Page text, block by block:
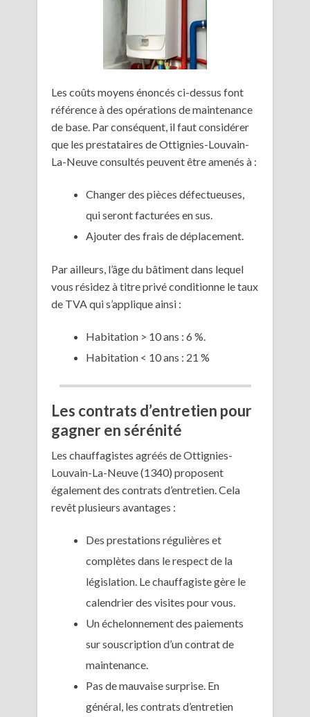
Les coûts moyens énoncés ci-dessus font
référence à des opérations de maintenance
de base. Par conséquent, il faut considérer
que les prestataires de Ottignies-Louvain-
La-Neuve consultés peuvent être amenés à :
Changer des pièces défectueuses,
qui seront facturées en sus.
Ajouter des frais de déplacement.
Par ailleurs, l’âge du bâtiment dans lequel
vous résidez à titre privé conditionne le taux
de TVA qui s’applique ainsi :
Habitation > 10 ans : 6 %.
Habitation < 10 ans : 21 %
Les contrats d’entretien pour
gagner en sérénité
Les chauffagistes agréés de Ottignies-
Louvain-La-Neuve (1340) proposent
également des contrats d’entretien. Cela
revêt plusieurs avantages :
Des prestations régulières et
complètes dans le respect de la
législation. Le chauffagiste gère le
calendrier des visites pour vous.
Un échelonnement des paiements
sur souscription d’un contrat de
maintenance.
Pas de mauvaise surprise. En
général, les contrats d’entretien